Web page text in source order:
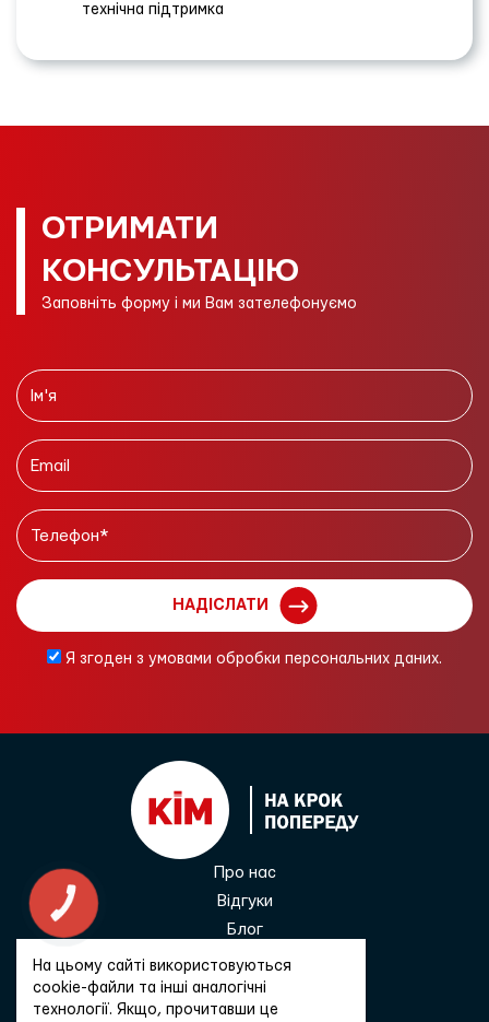
технічна підтримка
ОТРИМАТИ
КОНСУЛЬТАЦІЮ
Заповніть форму і ми Вам зателефонуємо
НАДІСЛАТИ
Я згоден з умовами обробки персональних даних.
Про нас
Відгуки
Блог
Контакти
0 800 33 68 45
На цьому сайті використовуються
cookie-файли та інші аналогічні
технології. Якщо, прочитавши це
КНОПКА
ЗВ'ЯЗКУ